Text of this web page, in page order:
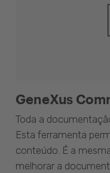
GeneXus
Toda a
Esta ferramenta
conteúdo. É a
melhorar a